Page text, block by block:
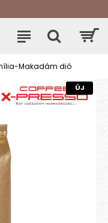
Makadám dió
ÚJ